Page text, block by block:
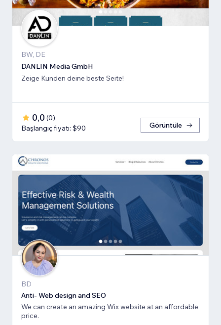
BW, DE
DANLIN Media GmbH
Zeige Kunden deine beste Seite!
0,0 (0)
Başlangıç fiyatı: $90
Görüntüle
BD
Anti- Web design and SEO
We can create an amazing Wix website at an affordable
price.